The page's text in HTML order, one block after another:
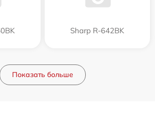
Sharp R-642BK
Показать больше